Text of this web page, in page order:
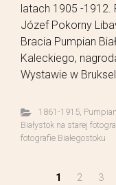
latach 1905 -1912.
Józef Pokorny
Bracia Pumpian
Kaleckiego,
Wystawie w
1861-1915, Pumpian
Białystok na starej
fotografie Białegostoku
1 2 3